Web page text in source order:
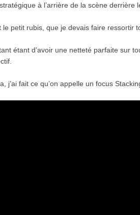
à l’arrière de la scène derrière
le petit rubis, que je devais faire ressortir
étant d’avoir une netteté parfaite sur
j’ai fait ce qu’on appelle un focus